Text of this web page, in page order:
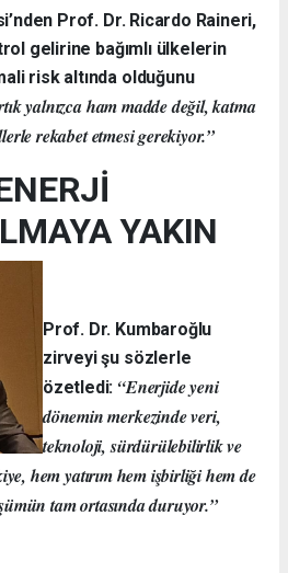
Prof. Dr. Ricardo Raineri,
gelirine bağımlı ülkelerin
risk altında olduğunu
yalnızca ham madde değil, katma
rekabet etmesi gerekiyor.”
YAKIN
Prof. Dr. Kumbaroğlu
zirveyi şu sözlerle
özetledi: “Enerjide yeni
dönemin merkezinde veri,
teknoloji, sürdürülebilirlik ve
hem yatırım hem işbirliği hem de
tam ortasında duruyor.”